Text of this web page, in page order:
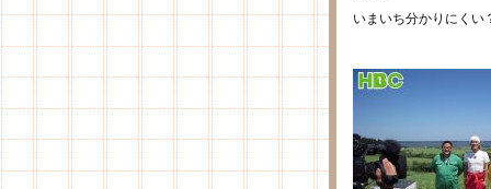
いまいち分かりにくい